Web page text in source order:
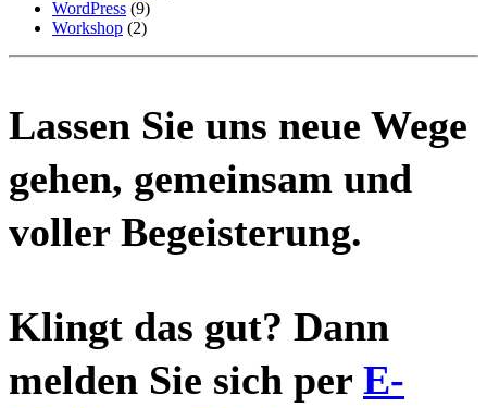
WordPress (9)
Workshop (2)
Lassen Sie uns neue Wege
gehen, gemeinsam und
voller Begeisterung.
Klingt das gut? Dann
melden Sie sich per E-